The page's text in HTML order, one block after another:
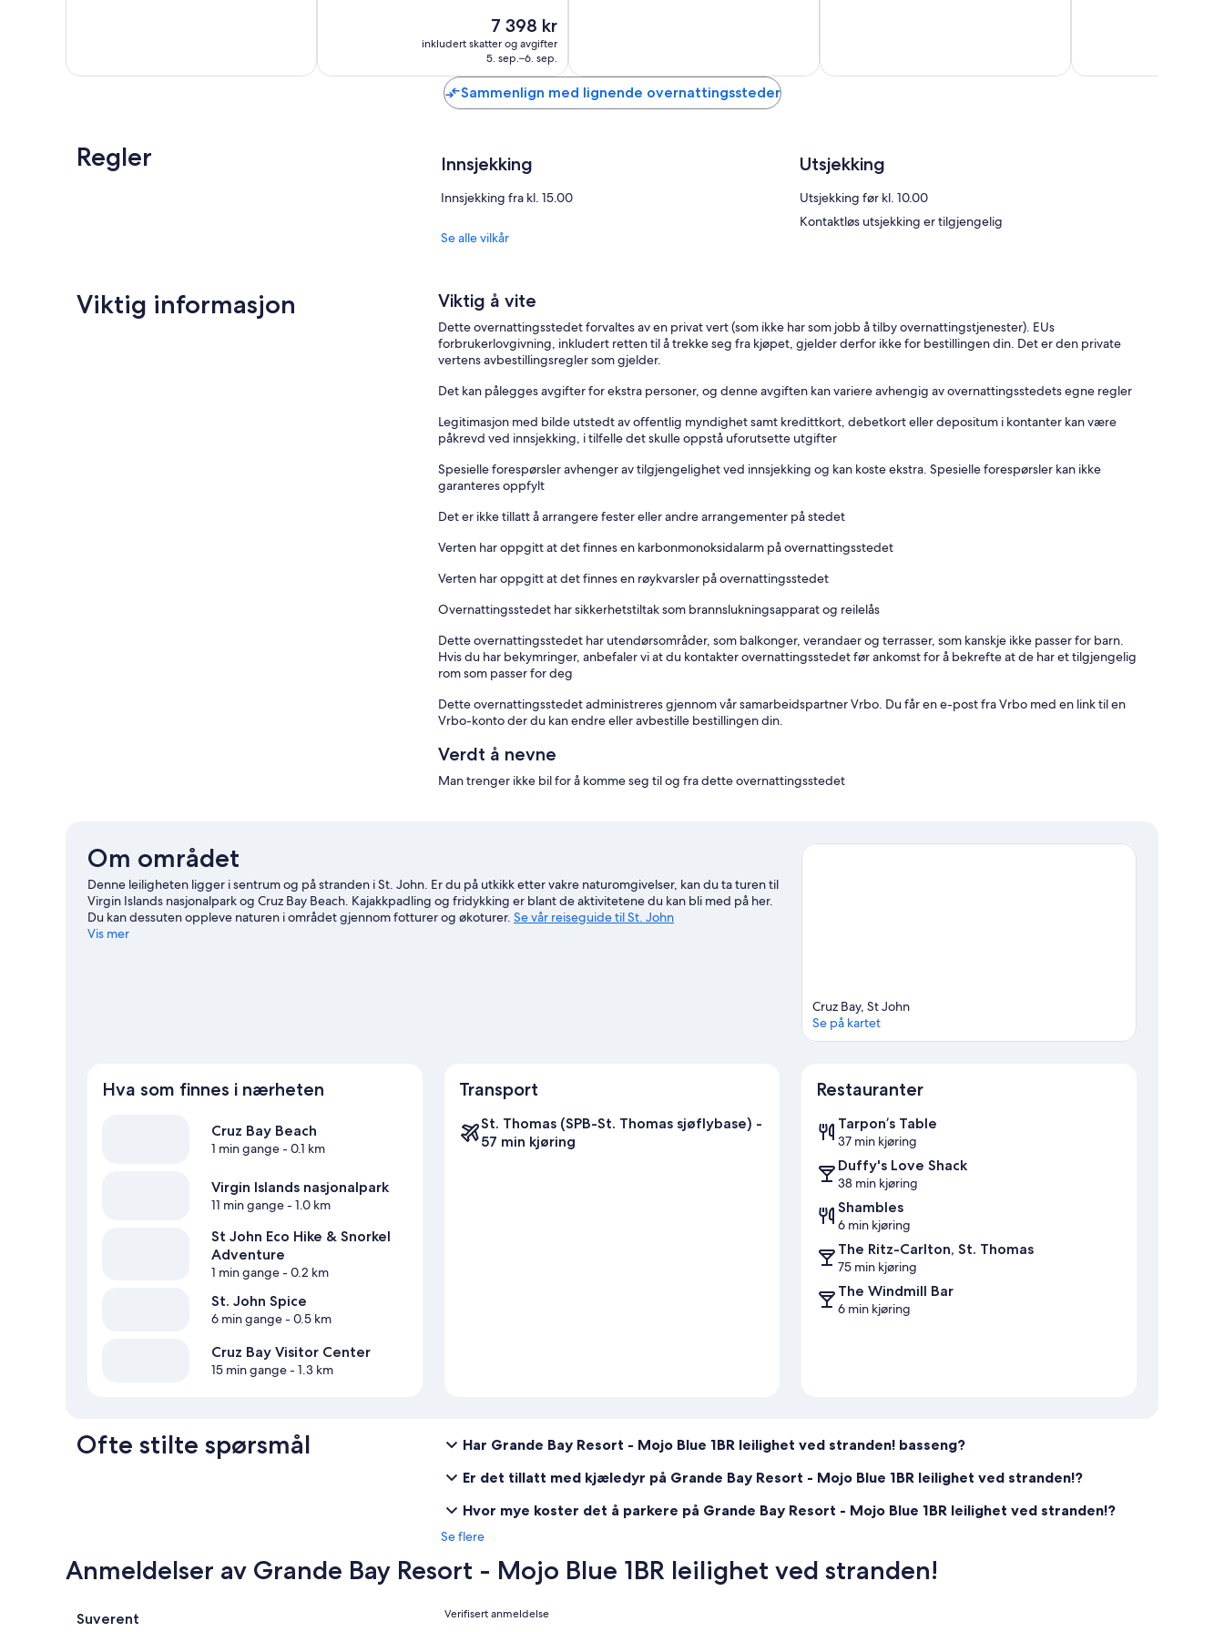
Prisen
er
7 398 kr
7 398 kr
inkludert skatter og avgifter
5. sep.–6. sep.
Sammenlign med lignende overnattingssteder
Regler Innsjekking
Innsjekking fra kl. 15.00
Utsjekking
Utsjekking før kl. 10.00
Kontaktløs utsjekking er tilgjengelig
Se alle vilkår
Viktig informasjon Viktig å vite
Dette overnattingsstedet forvaltes av en privat vert (som ikke har som jobb å tilby overnattingstjenester). EUs
forbrukerlovgivning, inkludert retten til å trekke seg fra kjøpet, gjelder derfor ikke for bestillingen din. Det er den private
vertens avbestillingsregler som gjelder.
Det kan pålegges avgifter for ekstra personer, og denne avgiften kan variere avhengig av overnattingsstedets egne regler
Legitimasjon med bilde utstedt av offentlig myndighet samt kredittkort, debetkort eller depositum i kontanter kan være
påkrevd ved innsjekking, i tilfelle det skulle oppstå uforutsette utgifter
Spesielle forespørsler avhenger av tilgjengelighet ved innsjekking og kan koste ekstra. Spesielle forespørsler kan ikke
garanteres oppfylt
Det er ikke tillatt å arrangere fester eller andre arrangementer på stedet
Verten har oppgitt at det finnes en karbonmonoksidalarm på overnattingsstedet
Verten har oppgitt at det finnes en røykvarsler på overnattingsstedet
Overnattingsstedet har sikkerhetstiltak som brannslukningsapparat og reilelås
Dette overnattingsstedet har utendørsområder, som balkonger, verandaer og terrasser, som kanskje ikke passer for barn.
Hvis du har bekymringer, anbefaler vi at du kontakter overnattingsstedet før ankomst for å bekrefte at de har et tilgjengelig
rom som passer for deg
Dette overnattingsstedet administreres gjennom vår samarbeidspartner Vrbo. Du får en e-post fra Vrbo med en link til en
Vrbo-konto der du kan endre eller avbestille bestillingen din.
Verdt å nevne
Man trenger ikke bil for å komme seg til og fra dette overnattingsstedet
Om området
Denne leiligheten ligger i sentrum og på stranden i St. John. Er du på utkikk etter vakre naturomgivelser, kan du ta turen til
Virgin Islands nasjonalpark og Cruz Bay Beach. Kajakkpadling og fridykking er blant de aktivitetene du kan bli med på her.
Du kan dessuten oppleve naturen i området gjennom fotturer og økoturer. Se vår reiseguide til St. John
Vis mer
Cruz Bay, St John
Se på kartet
Hva som finnes i nærheten
Cruz Bay Beach
1 min gange- 0.1 km
Virgin Islands nasjonalpark
11 min gange- 1.0 km
St John Eco Hike & Snorkel
Adventure
1 min gange- 0.2 km
St. John Spice
6 min gange- 0.5 km
Cruz Bay Visitor Center
15 min gange- 1.3 km
Transport
St. Thomas (SPB-St. Thomas sjøflybase) -
57 min kjøring
Restauranter
Tarpon’s Table
37 min kjøring
Duffy's Love Shack
38 min kjøring
Shambles
6 min kjøring
The Ritz-Carlton, St. Thomas
75 min kjøring
The Windmill Bar
6 min kjøring
Ofte stilte spørsmål
Har Grande Bay Resort - Mojo Blue 1BR leilighet ved stranden! basseng?
Er det tillatt med kjæledyr på Grande Bay Resort - Mojo Blue 1BR leilighet ved stranden!?
Hvor mye koster det å parkere på Grande Bay Resort - Mojo Blue 1BR leilighet ved stranden!?
Se flere
Anmeldelser av Grande Bay Resort - Mojo Blue 1BR leilighet ved stranden!
Anmeldelser
Suverent Anmeldelser
Verifisert anmeldelse